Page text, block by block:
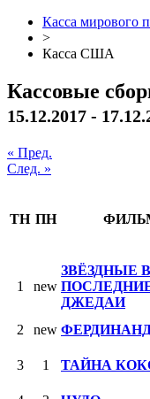
Касса мирового
>
Касса США
Кассовые
15.12.2017 -
« Пред.
След. »
ТН ПН
1 new
ЗВЁЗДНЫЕ
ДЖЕДАИ
2 new
3 1 ТАЙНА